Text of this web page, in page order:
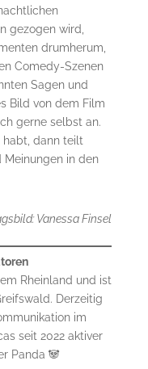
gezogen wird,
drumherum,
Comedy-Szenen
Sagen und
Bild von dem Film
gerne selbst an.
habt, dann teilt
in den
Vanessa Finsel
Rheinland und ist
Derzeitig
im
seit 2022 aktiver
Panda 🐼